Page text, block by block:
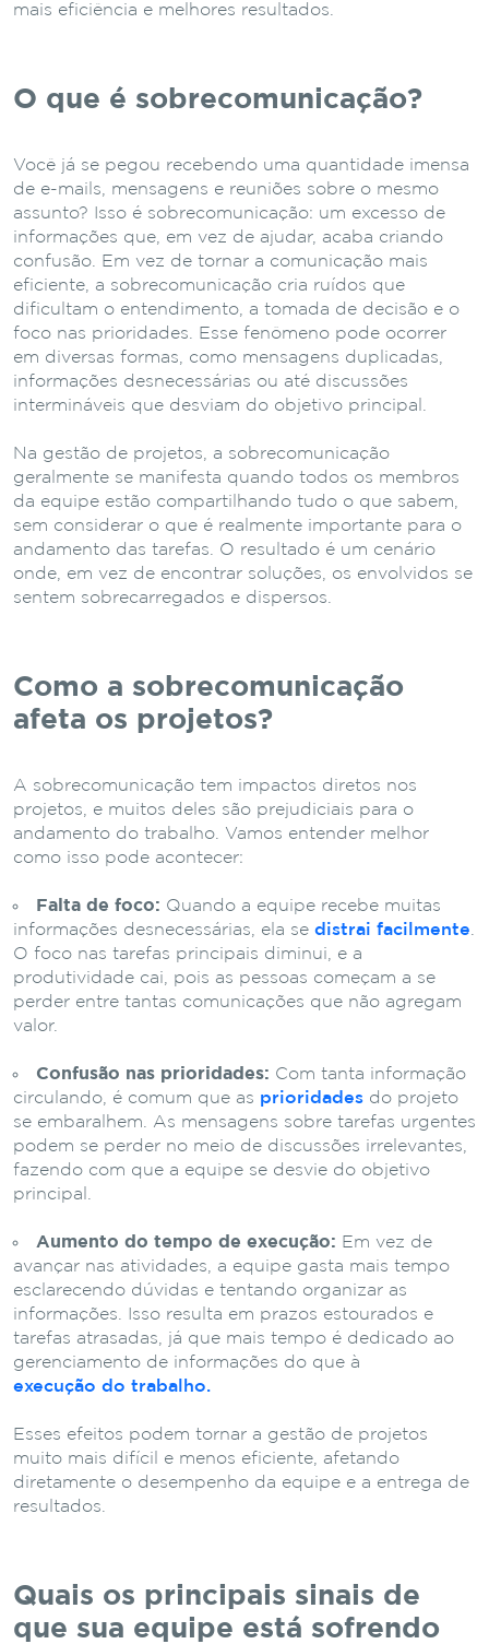
mais eficiência e melhores resultados.
O que é sobrecomunicação?
Você já se pegou recebendo uma quantidade imensa
de e-mails, mensagens e reuniões sobre o mesmo
assunto? Isso é sobrecomunicação: um excesso de
informações que, em vez de ajudar, acaba criando
confusão. Em vez de tornar a comunicação mais
eficiente, a sobrecomunicação cria ruídos que
dificultam o entendimento, a tomada de decisão e o
foco nas prioridades. Esse fenômeno pode ocorrer
em diversas formas, como mensagens duplicadas,
informações desnecessárias ou até discussões
intermináveis que desviam do objetivo principal.
Na gestão de projetos, a sobrecomunicação
geralmente se manifesta quando todos os membros
da equipe estão compartilhando tudo o que sabem,
sem considerar o que é realmente importante para o
andamento das tarefas. O resultado é um cenário
onde, em vez de encontrar soluções, os envolvidos se
sentem sobrecarregados e dispersos.
Como a sobrecomunicação
afeta os projetos?
A sobrecomunicação tem impactos diretos nos
projetos, e muitos deles são prejudiciais para o
andamento do trabalho. Vamos entender melhor
como isso pode acontecer:
Falta de foco: Quando a equipe recebe muitas
informações desnecessárias, ela se distrai facilmente
O foco nas tarefas principais diminui, e a
produtividade cai, pois as pessoas começam a se
perder entre tantas comunicações que não agregam
valor.
Confusão nas prioridades: Com tanta informação
circulando, é comum que as prioridades do projeto
se embaralhem. As mensagens sobre tarefas urgentes
podem se perder no meio de discussões irrelevantes,
fazendo com que a equipe se desvie do objetivo
principal.
Aumento do tempo de execução: Em vez de
avançar nas atividades, a equipe gasta mais tempo
esclarecendo dúvidas e tentando organizar as
informações. Isso resulta em prazos estourados e
tarefas atrasadas, já que mais tempo é dedicado ao
gerenciamento de informações do que à
execução do trabalho.
Esses efeitos podem tornar a gestão de projetos
muito mais difícil e menos eficiente, afetando
diretamente o desempenho da equipe e a entrega de
resultados.
Quais os principais sinais de
que sua equipe está sofrendo